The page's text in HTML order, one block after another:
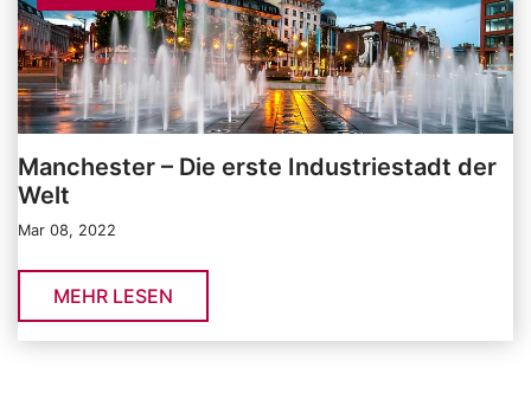
Manchester – Die erste Industriestadt der
Welt
Mar 08, 2022
MEHR LESEN